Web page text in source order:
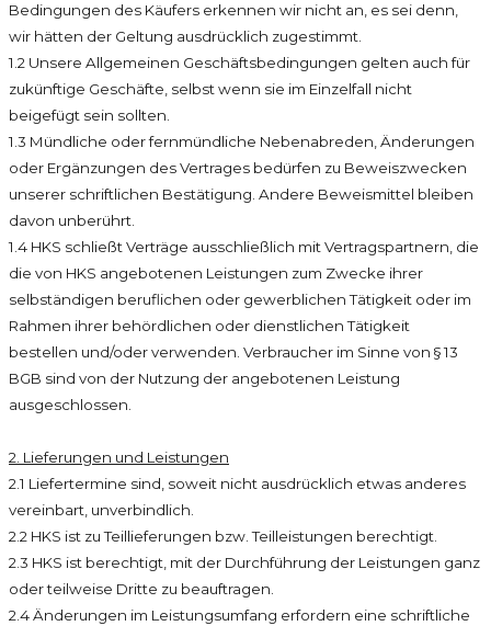
Bedingungen des Käufers erkennen wir nicht an, es sei denn,
wir hätten der Geltung ausdrücklich zugestimmt.
1.2 Unsere Allgemeinen Geschäftsbedingungen gelten auch für
zukünftige Geschäfte, selbst wenn sie im Einzelfall nicht
beigefügt sein sollten.
1.3 Mündliche oder fernmündliche Nebenabreden, Änderungen
oder Ergänzungen des Vertrages bedürfen zu Beweiszwecken
unserer schriftlichen Bestätigung. Andere Beweismittel bleiben
davon unberührt.
1.4 HKS schließt Verträge ausschließlich mit Vertragspartnern, die
die von HKS angebotenen Leistungen zum Zwecke ihrer
selbständigen beruflichen oder gewerblichen Tätigkeit oder im
Rahmen ihrer behördlichen oder dienstlichen Tätigkeit
bestellen und/oder verwenden. Verbraucher im Sinne von § 13
BGB sind von der Nutzung der angebotenen Leistung
ausgeschlossen.
2. Lieferungen und Leistungen
2.1 Liefertermine sind, soweit nicht ausdrücklich etwas anderes
vereinbart, unverbindlich.
2.2 HKS ist zu Teillieferungen bzw. Teilleistungen berechtigt.
2.3 HKS ist berechtigt, mit der Durchführung der Leistungen ganz
oder teilweise Dritte zu beauftragen.
2.4 Änderungen im Leistungsumfang erfordern eine schriftliche